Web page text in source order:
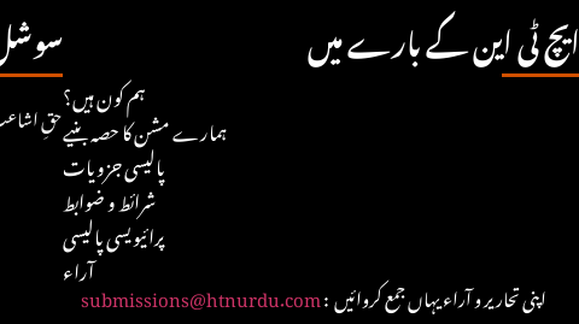
ایچ ٹی این کے بارے میں
ہم کون ہیں؟
ہمارے مشن کا حصہ بنیے
پالیسی جزویات
شرائط و ضوابط
پرائیویسی پالیسی
آراء
© ۲۰۲۵
submissions@htnurdu.com : اپنی تحاریر و آراء یہاں جمع کروائیں